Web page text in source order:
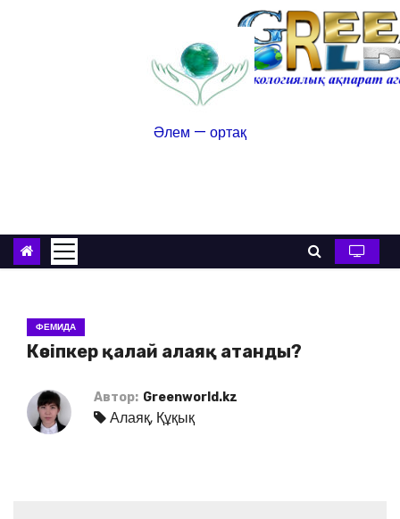
Әлем — ортақ
ФЕМИДА
Кәсіпкер қалай алаяқ атанды?
Автор: Greenworld.kz
Алаяқ, Құқық